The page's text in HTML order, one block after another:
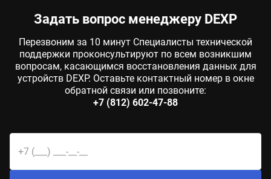
Задать вопрос менеджеру DEXP
Перезвоним за 10 минут Специалисты технической
поддержки проконсультируют по всем возникшим
вопросам, касающимся восстановления данных для
устройств DEXP. Оставьте контактный номер в окне
обратной связи или позвоните:
+7 (812) 602-47-88